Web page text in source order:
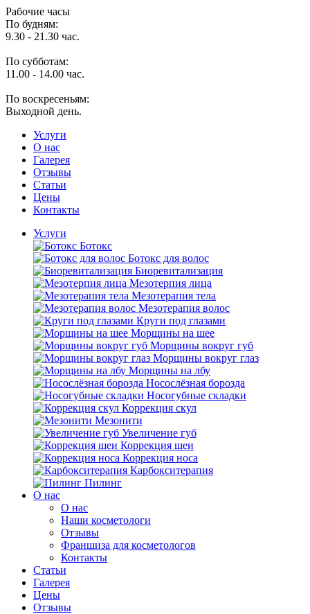
Рабочие часы
По будням:
9.30 - 21.30 час.
По субботам:
11.00 - 14.00 час.
По воскресеньям:
Выходной день.
Услуги
O нас
Галерея
Отзывы
Статьи
Цены
Контакты
Услуги
Ботокс
Ботокс для волос
Биоревитализация
Мезотерпия лица
Мезотерапия тела
Мезотерапия волос
Круги под глазами
Морщины на шее
Морщины вокруг губ
Морщины вокруг глаз
Морщины на лбу
Носослёзная борозда
Носогубные складки
Коррекция скул
Мезонити
Увеличение губ
Коррекция шеи
Коррекция носа
Карбокситерапия
Пилинг
O нас
O нас
Наши косметологи
Отзывы
Франшиза для косметологов
Контакты
Статьи
Галерея
Цены
Отзывы